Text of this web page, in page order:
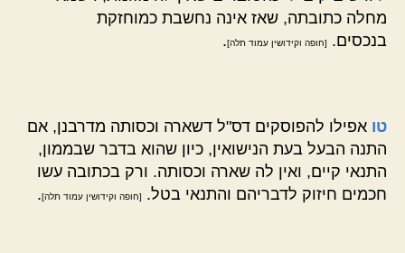
מחלה כתובתה, שאז אינה נחשבת כמוחזקת
בנכסים.
[חופה וקידושין עמוד תלה].
טו אפילו להפוסקים דס"ל דשארה וכסותה מדרבנן, אם
התנה הבעל בעת הנישואין, כיון שהוא בדבר שבממון,
התנאי קיים, ואין לה שארה וכסותה. ורק בכתובה עשו
חכמים חיזוק לדבריהם והתנאי בטל.
[חופה וקידושין עמוד תלה].